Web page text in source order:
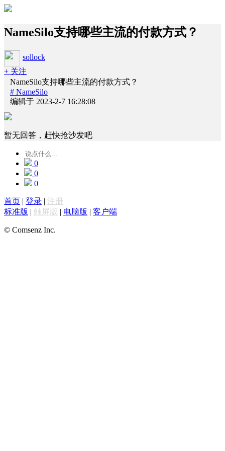
NameSilo支持哪些主流的付款方式？
sollock
+ 关注
NameSilo支持哪些主流的付款方式？
# NameSilo
编辑于 2023-2-7 16:28:08
暂无回答，赶快抢沙发吧
0
0
0
首页 | 登录 | 注册
标准版 | 触屏版 | 电脑版 | 客户端
© Comsenz Inc.